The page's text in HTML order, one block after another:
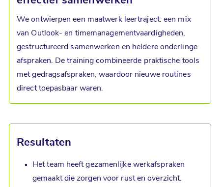
We ontwierpen een maatwerk leertraject: een mix
van Outlook- en timemanagementvaardigheden,
gestructureerd samenwerken en heldere onderlinge
afspraken. De training combineerde praktische tools
met gedragsafspraken, waardoor nieuwe routines
direct toepasbaar waren.
Resultaten
Het team heeft gezamenlijke werkafspraken
gemaakt die zorgen voor rust en overzicht.